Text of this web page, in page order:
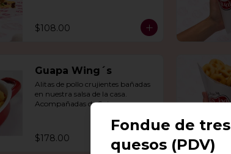
$108.00
Guapa Wing´s
Alitas de pollo crujientes bañadas
en nuestra salsa de la casa.
Acompañadas de Spiro-papas,
$178.00
Fondue de tres
quesos (PDV)